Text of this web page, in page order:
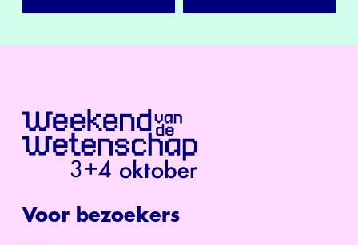
Voor bezoekers